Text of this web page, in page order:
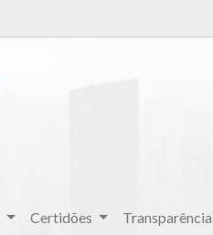
Certidões Transparência